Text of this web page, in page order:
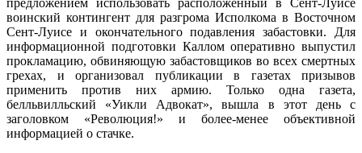
предложением использовать расположенный в Сент-Луисе
воинский контингент для разгрома Исполкома в Восточном
Сент-Луисе и окончательного подавления забастовки. Для
информационной подготовки Каллом оперативно выпустил
прокламацию, обвиняющую забастовщиков во всех смертных
грехах, и организовал публикации в газетах призывов
применить против них армию. Только одна газета,
белльвилльский «Уикли Адвокат», вышла в этот день с
заголовком «Революция!» и более-менее объективной
информацией о стачке.